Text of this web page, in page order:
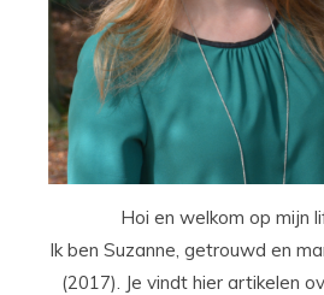
Hoi en welkom op mijn
Ik ben Suzanne, getrouwd en
(2017). Je vindt hier artikelen